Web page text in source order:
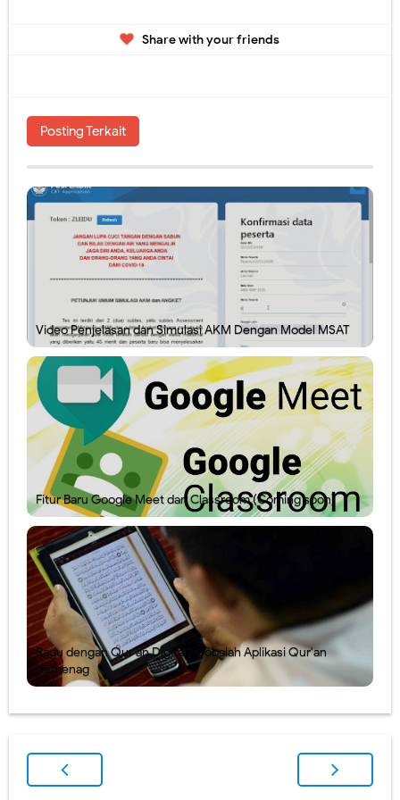
Share with your friends
Posting Terkait
Video Penjelasan dan Simulasi AKM Dengan Model MSAT
Fitur Baru Google Meet dan Classroom (Coming soon)
Ragu dengan Qur'an Digital? Cobalah Aplikasi Qur'an
Kemenag